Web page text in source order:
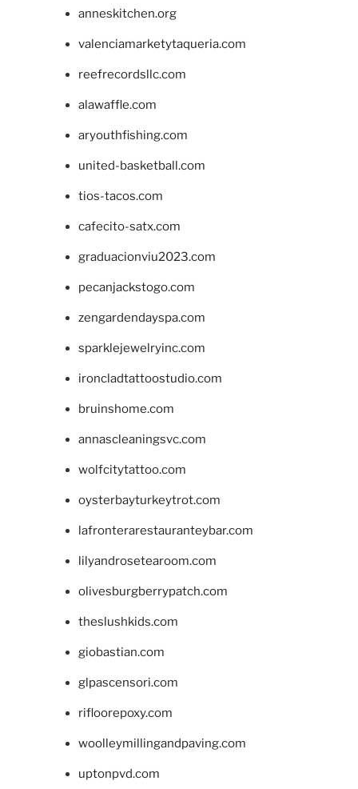
anneskitchen.org
valenciamarketytaqueria.com
reefrecordsllc.com
alawaffle.com
aryouthfishing.com
united-basketball.com
tios-tacos.com
cafecito-satx.com
graduacionviu2023.com
pecanjackstogo.com
zengardendayspa.com
sparklejewelryinc.com
ironcladtattoostudio.com
bruinshome.com
annascleaningsvc.com
wolfcitytattoo.com
oysterbayturkeytrot.com
lafronterarestauranteybar.com
lilyandrosetearoom.com
olivesburgberrypatch.com
theslushkids.com
giobastian.com
glpascensori.com
rifloorepoxy.com
woolleymillingandpaving.com
uptonpvd.com